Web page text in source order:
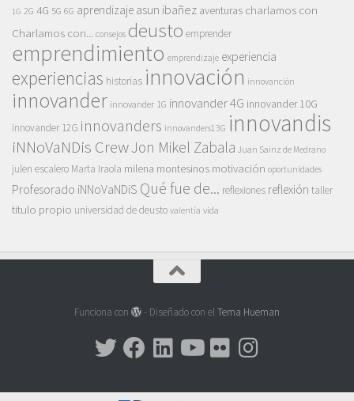
1G 2G 4G 5G 6G aprendizaje asun ibañez aventuras charlamos con
Charlamos con... consejos deusto emprender
emprendimiento emprendizaje experiencia
experiencias historias innovación innovanción
innovander innovander 1G innovander 4G innovander 10G
innovander 12G innovanders innovanders13G innovandis
iNNoVaNDis CrewJon Mikel Zabala Juan Sainz de Medrano
julen escalero Marta Iraola milena montesinos motivación oportunidades
Profesorado iNNoVaNDiS Qué fue de... reflexiones reflexión taller
titulo propio universidad de deusto valentía vida
Funciona con - Diseñado con elTema Hueman